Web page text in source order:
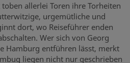
allerlei Toren ihre Torheiten
urgemütliche und
dort, wo Reiseführer enden
Wer sich von Georg
Hamburg entführen lässt, merkt
liegen nicht nur geschrieben